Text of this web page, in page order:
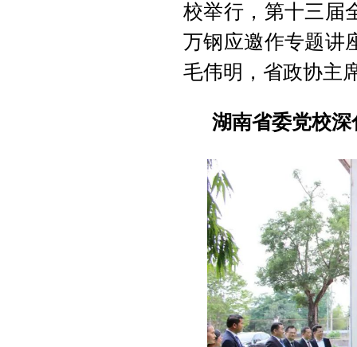
校举行，第十三届
万钢应邀作专题讲
毛伟明，省政协主
湖南省委党校